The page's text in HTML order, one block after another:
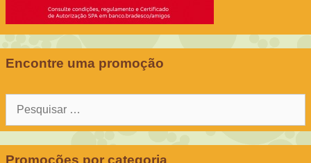
Encontre uma promoção
Pesquisar
Promoções por categoria